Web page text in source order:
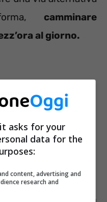
camminare
al giorno.
asks for your
data for the
content, advertising and
research and